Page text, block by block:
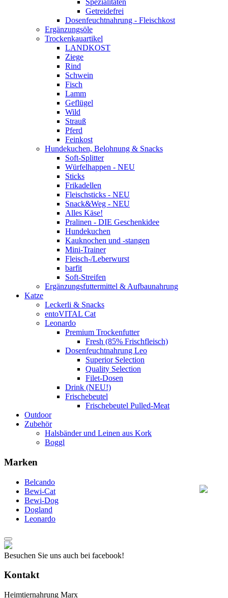
Spezialitäten
Getreidefrei
Dosenfeuchtnahrung - Fleischkost
Ergänzungsöle
Trockenkauartikel
LANDKOST
Ziege
Rind
Schwein
Fisch
Lamm
Geflügel
Wild
Strauß
Pferd
Feinkost
Hundekuchen, Belohnung & Snacks
Soft-Splitter
Würfelhappen - NEU
Sticks
Frikadellen
Fleischsticks - NEU
Snack&Weg - NEU
Alles Käse!
Pralinen - DIE Geschenkidee
Hundekuchen
Kauknochen und -stangen
Mini-Trainer
Fleisch-/Leberwurst
barfit
Soft-Streifen
Ergänzungsfuttermittel & Aufbaunahrung
Katze
Leckerli & Snacks
entoVITAL Cat
Leonardo
Premium Trockenfutter
Fresh (85% Frischfleisch)
Dosenfeuchtnahrung Leo
Superior Selection
Quality Selection
Filet-Dosen
Drink (NEU!)
Frischebeutel
Frischebeutel Pulled-Meat
Outdoor
Zubehör
Halsbänder und Leinen aus Kork
Boggl
Marken
Belcando
Bewi-Cat
Bewi-Dog
Dogland
Leonardo
Besuchen Sie uns auch bei facebook!
Kontakt
Heimtiernahrung Marx